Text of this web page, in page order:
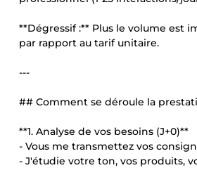
**Dégressif :** Plus le volume est
par rapport au tarif unitaire.
---
## Comment se déroule la
**1. Analyse de vos besoins (J+0)**
- Vous me transmettez vos
- J'étudie votre ton, vos produits,